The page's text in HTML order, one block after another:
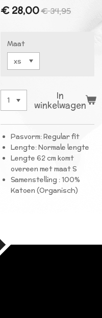
€ 28,00€ 34,95
Maat
In
winkelwagen
Pasvorm: Regular fit
Lengte: Normale lengte
Lengte 62 cm komt
overeen met maat S
Samenstelling : 100%
Katoen (Organisch)